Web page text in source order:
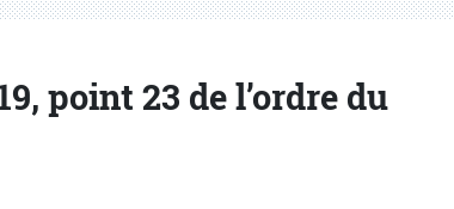
point 23 de l’ordre du